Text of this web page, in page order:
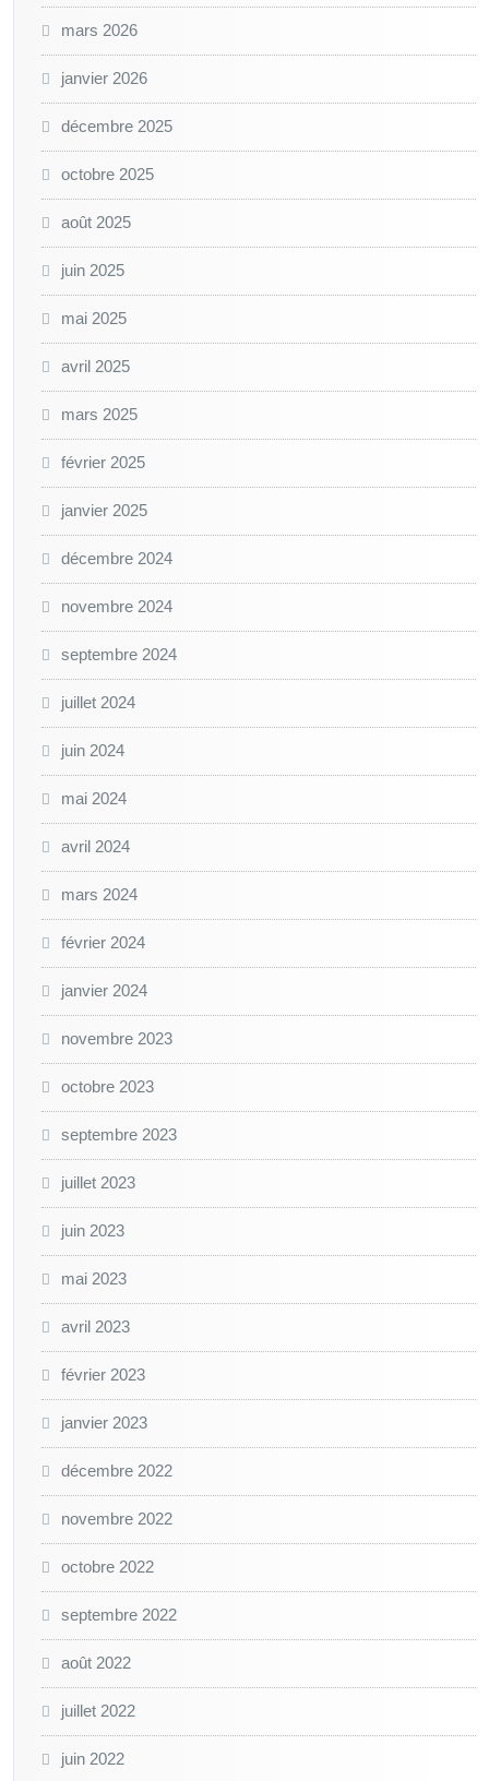
mars 2026
janvier 2026
décembre 2025
octobre 2025
août 2025
juin 2025
mai 2025
avril 2025
mars 2025
février 2025
janvier 2025
décembre 2024
novembre 2024
septembre 2024
juillet 2024
juin 2024
mai 2024
avril 2024
mars 2024
février 2024
janvier 2024
novembre 2023
octobre 2023
septembre 2023
juillet 2023
juin 2023
mai 2023
avril 2023
février 2023
janvier 2023
décembre 2022
novembre 2022
octobre 2022
septembre 2022
août 2022
juillet 2022
juin 2022